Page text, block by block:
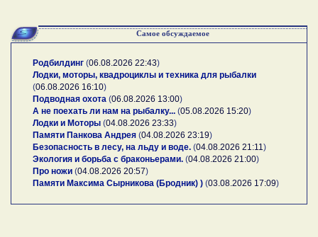
Самое обсуждаемое
Родбилдинг (06.08.2026 22:43)
Лодки, моторы, квадроциклы и техника для рыбалки
(06.08.2026 16:10)
Подводная охота (06.08.2026 13:00)
А не поехать ли нам на рыбалку... (05.08.2026 15:20)
Лодки и Моторы (04.08.2026 23:33)
Памяти Панкова Андрея (04.08.2026 23:19)
Безопасность в лесу, на льду и воде. (04.08.2026 21:11)
Экология и борьба с браконьерами. (04.08.2026 21:00)
Про ножи (04.08.2026 20:57)
Памяти Максима Сырникова (Бродник) ) (03.08.2026 17:09)